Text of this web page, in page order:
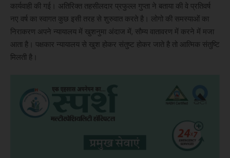
कार्यवाही की गई। अतिरिक्त तहसीलदार प्रफुल्ल गुप्ता ने बताया की वे प्रतिवर्ष
नए वर्ष का स्वागत कुछ इसी तरह से शुरुवात करते है। लोगो की समस्याओं का
निराकरण अपने न्यायालय में खुशनुमा अंदाज में, सौम्य वातावरण में करने में मजा
आता है। पक्षकार न्यायालय से खुश होकर संतुष्ट होकर जाते है तो आत्मिक संतुष्टि
मिलती है।